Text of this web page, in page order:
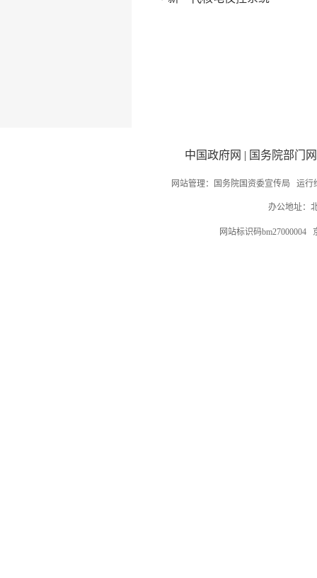
中国政府网 | 国务院部门
网站管理：国务院国资委宣传局 运
办公地址：
网站标识码bm27000004